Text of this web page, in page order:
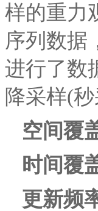
样的重力
序列数据
进行了数
降采样(
空间覆
时间覆
更新频